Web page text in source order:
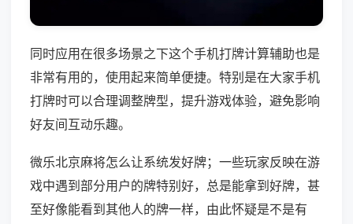
同时应用在很多场景之下这个手机打牌计算辅助也是
非常有用的，使用起来简单便捷。特别是在大家手机
打牌时可以合理调整牌型，提升游戏体验，避免影响
好友间互动乐趣。
微乐北京麻将怎么让系统发好牌；一些玩家反映在游
戏中遇到部分用户的牌特别好，总是能拿到好牌，甚
至好像能看到其他人的牌一样，由此怀疑是不是有